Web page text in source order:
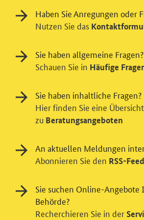
Einwilligung in Tracking
Wir bitten Sie an dieser Stelle um
verschiedene Zusatzdienste unserer
datenschutzfreundlicher Statistiken
unsere Öffentlichkeitsarbeit zu
können Sie in die Nutzung eines
Haben Sie Anregungen oder
Nutzen Sie das
Sie haben allgemeine Fragen?
Schauen Sie in Häufige
Sie haben inhaltliche Fragen?
Hier finden Sie eine Übersicht
zu Beratungsangeboten
An aktuellen Meldungen
Abonnieren Sie den RSS-Feed
Sie suchen Online-Angebote
Behörde?
Recherchieren Sie in der